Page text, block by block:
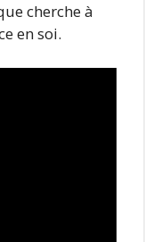
cherche à
en soi.